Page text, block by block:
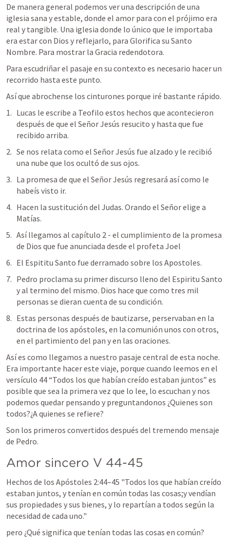
De manera general podemos ver una descripción de una
iglesia sana y estable, donde el amor para con el prójimo era
real y tangible. Una iglesia donde lo único que le importaba
era estar con Dios y reflejarlo, para Glorifica su Santo
Nombre. Para mostrar la Gracia redendotora.
Para escudriñar el pasaje en su contexto es necesario hacer un
recorrido hasta este punto.
Así que abrochense los cinturones porque iré bastante rápido.
Lucas le escribe a Teofilo estos hechos que acontecieron
después de que el Señor Jesús resucito y hasta que fue
recibido arriba.
Se nos relata como el Señor Jesús fue alzado y le recibió
una nube que los ocultó de sus ojos.
La promesa de que el Señor Jesús regresará así como le
habeís visto ir.
Hacen la sustitución del Judas. Orando el Señor elige a
Matías.
Así llegamos al capítulo 2 - el cumplimiento de la promesa
de Dios que fue anunciada desde el profeta Joel
El Espititu Santo fue derramado sobre los Apostoles.
Pedro proclama su primer discurso lleno del Espiritu Santo
y al termino del mismo. Dios hace que como tres mil
personas se dieran cuenta de su condición.
Estas personas después de bautizarse, perservaban en la
doctrina de los apóstoles, en la comunión unos con otros,
en el partimiento del pan y en las oraciones.
Así es como llegamos a nuestro pasaje central de esta noche.
Era importante hacer este viaje, porque cuando leemos en el
versículo 44 “Todos los que habían creído estaban juntos” es
posible que sea la primera vez que lo lee, lo escuchan y nos
podemos quedar pensando y preguntandonos ¿Quienes son
todos?¿A quienes se refiere?
Son los primeros convertidos después del tremendo mensaje
de Pedro.
Amor sincero V 44-45
Hechos de los Apóstoles 2:44–45 "Todos los que habían creído
estaban juntos, y tenían en común todas las cosas;y vendían
sus propiedades y sus bienes, y lo repartían a todos según la
necesidad de cada uno."
pero ¿Qué significa que tenían todas las cosas en común?